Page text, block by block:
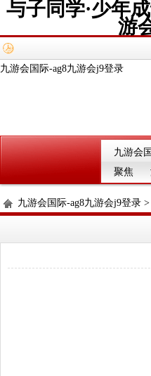
与子同学·少年
游
九游会国际-ag8九游会j9登录
九游会
聚焦
九游会国际-ag8九游会j9登录 >